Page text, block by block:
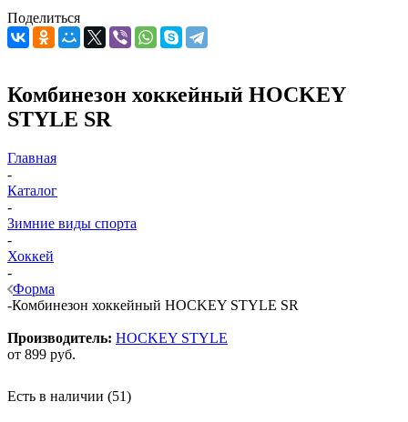
Поделиться
Комбинезон хоккейный HOCKEY
STYLE SR
Главная
-
Каталог
-
Зимние виды спорта
-
Хоккей
-
Форма
-Комбинезон хоккейный HOCKEY STYLE SR
Производитель: HOCKEY STYLE
от 899 руб.
Есть в наличии (51)